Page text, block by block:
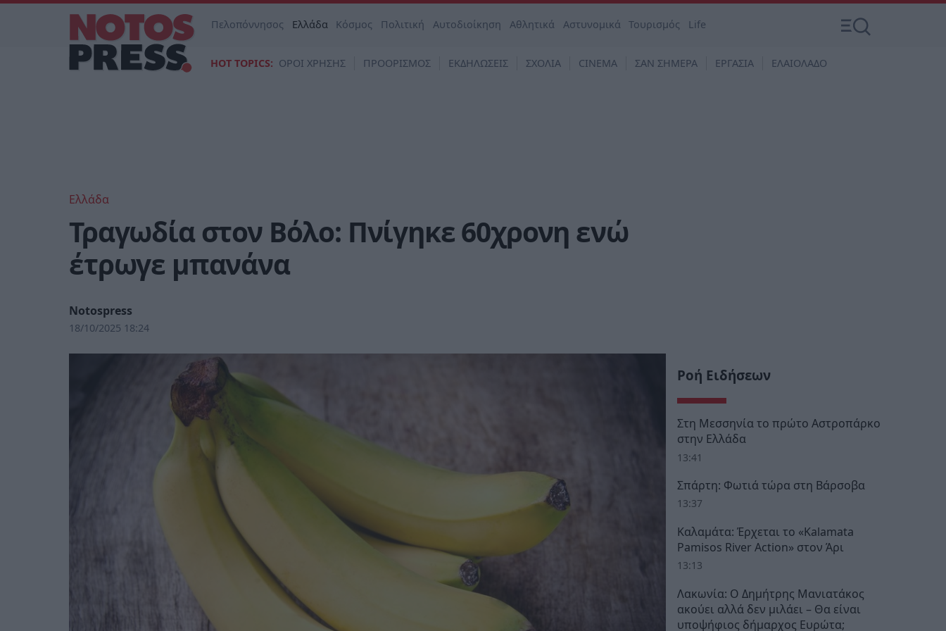
Πελοπόννησος Ελλάδα Κόσμος Πολιτική Αυτοδιοίκηση Αθλητικά Αστυνομικά Τουρισμός Life
HOT TOPICS: ΟΡΟΙ ΧΡΗΣΗΣ ΠΡΟΟΡΙΣΜΟΣ ΕΚΔΗΛΩΣΕΙΣ ΣΧΟΛΙΑ CINEMA ΣΑΝ ΣΗΜΕΡΑ ΕΡΓΑΣΙΑ ΕΛΑΙΟΛΑΔΟ
Ελλάδα
Τραγωδία στον Βόλο: Πνίγηκε 60χρονη ενώ
έτρωγε μπανάνα
Notospress
18/10/2025 18:24
Ροή Ειδήσεων
Στη Μεσσηνία το πρώτο Αστροπάρκο
στην Ελλάδα
13:41
Σπάρτη: Φωτιά τώρα στη Βάρσοβα
13:37
Καλαμάτα: Έρχεται το «Kalamata
Pamisos River Action» στον Άρι
13:13
Λακωνία: Ο Δημήτρης Μανιατάκος
ακούει αλλά δεν μιλάει – Θα είναι
υποψήφιος δήμαρχος Ευρώτα;